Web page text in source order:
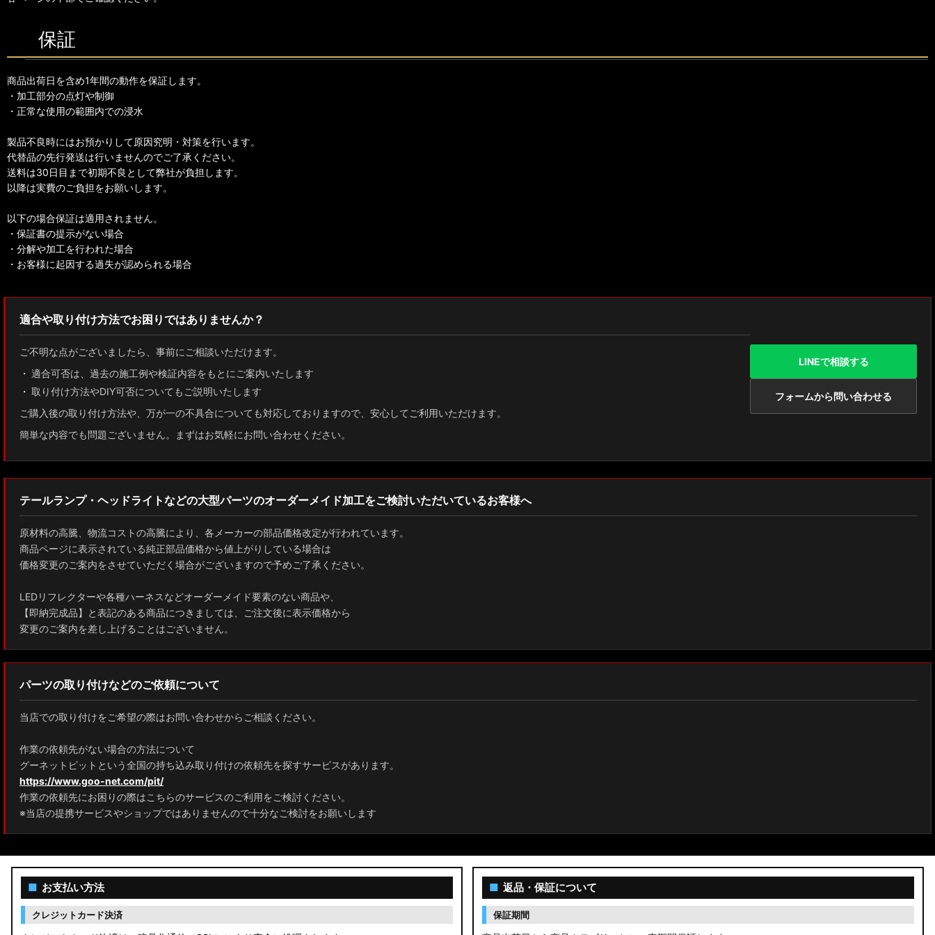
保証
商品出荷日を含め1年間の動作を保証します。
・加工部分の点灯や制御
・正常な使用の範囲内での浸水
製品不良時にはお預かりして原因究明・対策を行います。
代替品の先行発送は行いませんのでご了承ください。
送料は30日目まで初期不良として弊社が負担します。
以降は実費のご負担をお願いします。
以下の場合保証は適用されません。
・保証書の提示がない場合
・分解や加工を行われた場合
・お客様に起因する過失が認められる場合
適合や取り付け方法でお困りではありませんか？
ご不明な点がございましたら、事前にご相談いただけます。
適合可否は、過去の施工例や検証内容をもとにご案内いたします
取り付け方法やDIY可否についてもご説明いたします
ご購入後の取り付け方法や、万が一の不具合についても対応しておりますので、安心してご利用いただけます。
簡単な内容でも問題ございません。まずはお気軽にお問い合わせください。
LINEで相談する
フォームから問い合わせる
テールランプ・ヘッドライトなどの大型パーツのオーダーメイド加工をご検討いただいているお客様へ
原材料の高騰、物流コストの高騰により、各メーカーの部品価格改定が行われています。
商品ページに表示されている純正部品価格から値上がりしている場合は
価格変更のご案内をさせていただく場合がございますので予めご了承ください。
LEDリフレクターや各種ハーネスなどオーダーメイド要素のない商品や、
【即納完成品】と表記のある商品につきましては、ご注文後に表示価格から
変更のご案内を差し上げることはございません。
パーツの取り付けなどのご依頼について
当店での取り付けをご希望の際はお問い合わせからご相談ください。
作業の依頼先がない場合の方法について
グーネットピットという全国の持ち込み取り付けの依頼先を探すサービスがあります。
https://www.goo-net.com/pit/
作業の依頼先にお困りの際はこちらのサービスのご利用をご検討ください。
※当店の提携サービスやショップではありませんので十分なご検討をお願いします
■ お支払い方法
クレジットカード決済
■ 返品・保証について
保証期間